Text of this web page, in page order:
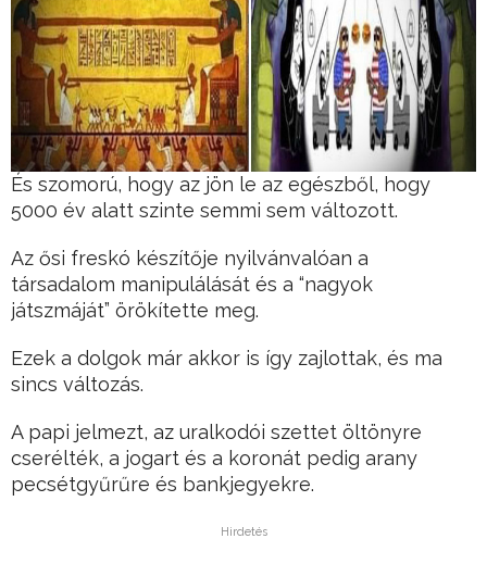
És szomorú, hogy az jön le az egészből, hogy
5000 év alatt szinte semmi sem változott.
Az ősi freskó készítője nyilvánvalóan a
társadalom manipulálását és a “nagyok
játszmáját” örökítette meg.
Ezek a dolgok már akkor is így zajlottak, és ma
sincs változás.
A papi jelmezt, az uralkodói szettet öltönyre
cserélték, a jogart és a koronát pedig arany
pecsétgyűrűre és bankjegyekre.
Hirdetés